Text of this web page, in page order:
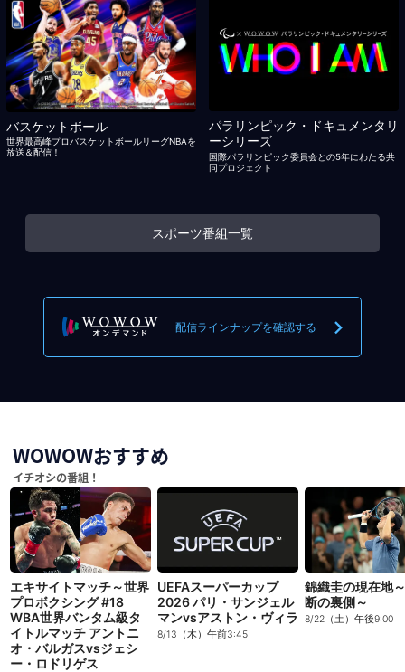
バスケットボール
世界最高峰プロバスケットボールリーグNBAを
放送＆配信！
パラリンピック・ドキュメンタリ
ーシリーズ
国際パラリンピック委員会との5年にわたる共
同プロジェクト
スポーツ番組一覧
配信ラインナップを確認する
WOWOWおすすめ
イチオシの番組！
エキサイトマッチ～世界
プロボクシング #18
WBA世界バンタム級タ
イトルマッチ アントニ
オ・バルガスvsジェシ
ー・ロドリゲス
UEFAスーパーカップ
2026 パリ・サンジェル
マンvsアストン・ヴィラ
8/13（木）午前3:45
錦織圭の現在地
断の裏側～
8/22（土）午後9:00